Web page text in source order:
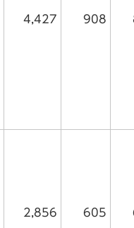
4,427 908
2,856 605